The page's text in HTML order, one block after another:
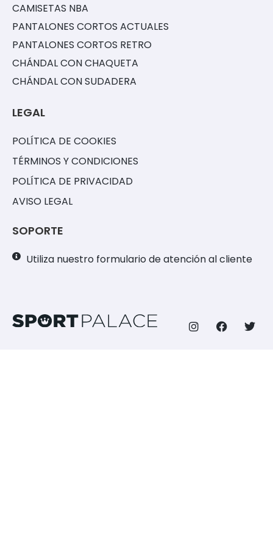
CAMISETAS NBA
PANTALONES CORTOS ACTUALES
PANTALONES CORTOS RETRO
CHÁNDAL CON CHAQUETA
CHÁNDAL CON SUDADERA
LEGAL
POLÍTICA DE COOKIES
TÉRMINOS Y CONDICIONES
POLÍTICA DE PRIVACIDAD
AVISO LEGAL
SOPORTE
Utiliza nuestro formulario de atención al cliente